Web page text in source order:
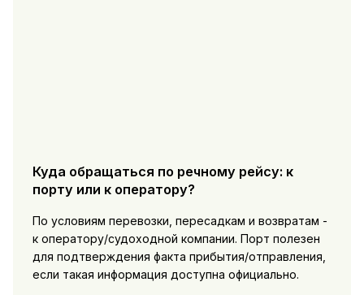
Куда обращаться по речному рейсу: к
порту или к оператору?
По условиям перевозки, пересадкам и возвратам -
к оператору/судоходной компании. Порт полезен
для подтверждения факта прибытия/отправления,
если такая информация доступна официально.